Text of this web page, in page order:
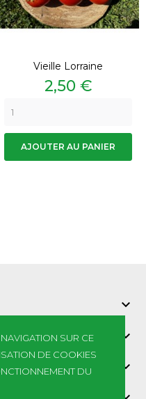
SUR CE
DE COOKIES
DU
Vieille Lorraine
Prix
2,50 €
AJOUTER AU PANIER


